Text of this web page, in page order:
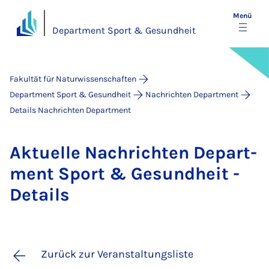
Department Sport & Gesundheit
Menü
Fakultät für Naturwissenschaften
Department Sport & Gesundheit
Nachrichten Department
Details Nachrichten Department
Ak­tu­el­le Nach­rich­ten De­part­
ment Sport & Ge­sund­heit -
De­tails
Zurück zur Veranstaltungsliste